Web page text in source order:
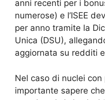
anni recenti per i
numerose) e l’ISEE
per anno tramite la
Unica (DSU),
aggiornata su redditi
Nel caso di nuclei con
importante sapere